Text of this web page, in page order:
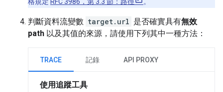
判斷資料流變數 target.url 是否確實具有無效
path 以及其值的來源，請使用下列其中一種方法：
TRACE 記錄 API PROXY
使用追蹤工具